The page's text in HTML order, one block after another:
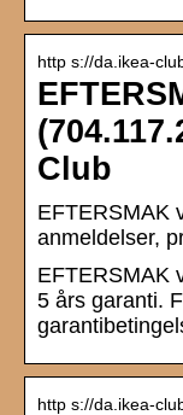
http s://da.ikea-
Club
EFTERSMAK
anmeldelser,
EFTERSMAK
5 års garanti.
http s://da.ikea-